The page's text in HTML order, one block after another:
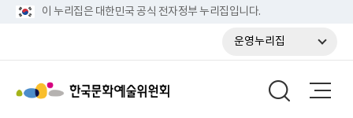
이 누리집은 대한민국 공식 전자정부 누리집입니다.
운영누리집